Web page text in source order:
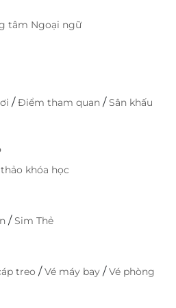
tâm Ngoại ngữ
/Điểm tham quan /Sân khấu
khóa học
/Sim Thẻ
treo /Vé máy bay /Vé phòng